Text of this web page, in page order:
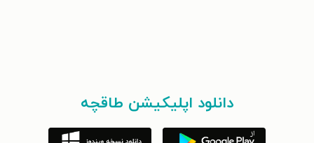
دانلود اپلیکیشن طاقچه